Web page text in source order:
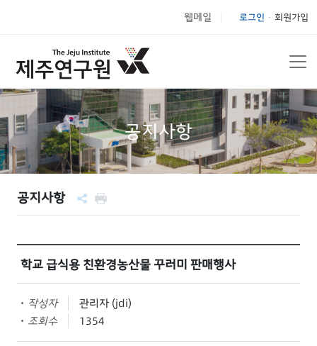
웹메일 로그인 회원가입
공지사항
공지사항
학교 급식용 친환경농산물 꾸러미 판매행사
작성자
관리자 (jdi)
조회수
1354